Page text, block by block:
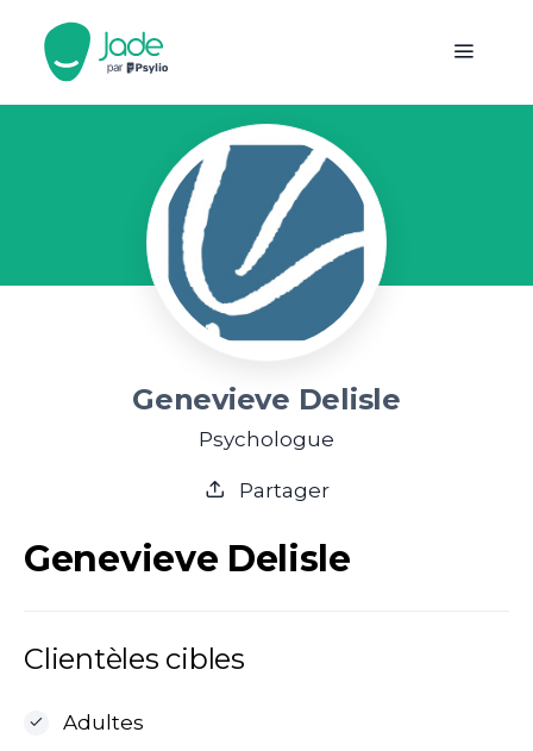
Genevieve Delisle
Psychologue
Partager
Genevieve Delisle
Clientèles cibles
Adultes